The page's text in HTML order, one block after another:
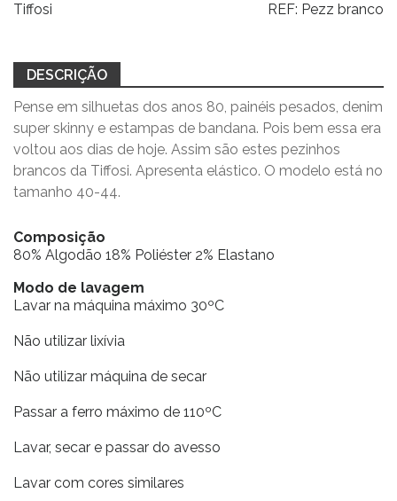
Tiffosi REF: Pezz branco
DESCRIÇÃO
Pense em silhuetas dos anos 80, painéis pesados, denim
super skinny e estampas de bandana. Pois bem essa era
voltou aos dias de hoje. Assim são estes pezinhos
brancos da Tiffosi. Apresenta elástico. O modelo está no
tamanho 40-44.
Composição
80% Algodão 18% Poliéster 2% Elastano
Modo de lavagem
Lavar na máquina máximo 30ºC
Não utilizar lixívia
Não utilizar máquina de secar
Passar a ferro máximo de 110ºC
Lavar, secar e passar do avesso
Lavar com cores similares